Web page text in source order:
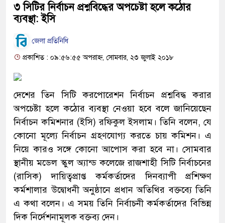
৩ সিটির নির্বাচন প্রশ্নবিদ্ধের অপচেষ্টা হলে কঠোর
ব্যবস্থা: ইসি
জেলা প্রতিনিধি
প্রকাশিত : ০৯:৫৬:৫৫ অপরাহ্ন, সোমবার, ২৩ জুলাই ২০১৮
দেশের তিন সিটি করপোরেশন নির্বাচন প্রশ্নবিদ্ধ করার
অপচেষ্টা হলে কঠোর ব্যবস্থা নেওয়া হবে বলে জানিয়েছেন
নির্বাচন কমিশনার (ইসি) রফিকুল ইসলাম। তিনি বলেন, যে
কোনো মূল্যে নির্বাচন গ্রহণযোগ্য করতে চায় কমিশন। এ
নিয়ে কারও সঙ্গে কোনো আপোস করা হবে না। সোমবার
স্থানীয় মডেল স্কুল অ্যান্ড কলেজে রাজশাহী সিটি নির্বাচনের
(রাসিক) দায়িত্বপ্রাপ্ত কর্মকর্তাদের দিনব্যাপী প্রশিক্ষণ
কর্মশালার উদ্বোধনী অনুষ্ঠানে প্রধান অতিথির বক্তব্যে তিনি
এ কথা বলেন। এ সময় তিনি নির্বাচনী কর্মকর্তাদের বিভিন্ন
দিক নির্দেশনামূলক বক্তব্য দেন।